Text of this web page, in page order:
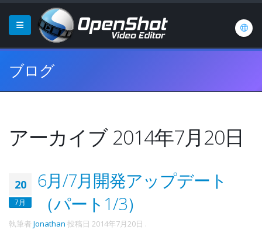
ブログ
アーカイブ 2014年7月20日
20
7月
6月/7月開発アップデート
（パート1/3）
執筆者 Jonathan 投稿日 2014年7月20日 .